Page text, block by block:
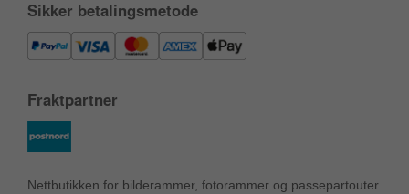
Sikker betalingsmetode
Fraktpartner
Nettbutikken for bilderammer, fotorammer og passepartouter.